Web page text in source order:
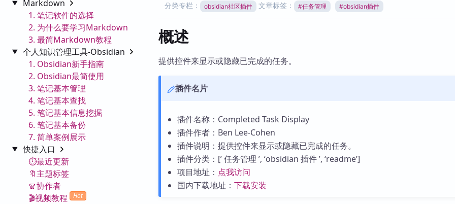
Zotero 插件
Markdown
1. 笔记软件的选择
2. 为什么要学习Markdown
3. 最简Markdown教程
个人知识管理工具-Obsidian
1. Obsidian新手指南
2. Obsidian最简使用
3. 笔记基本管理
4. 笔记基本查找
5. 笔记基本信息挖掘
6. 笔记基本备份
7. 简单案例展示
快捷入口
⏱️最近更新
🔖主题标签
🧣协作者
🎬视频教程
Hot
分类专栏： obsidian社区插件 文章标签： #任务管理 #obsidian插件
概述
提供控件来显示或隐藏已完成的任务。
插件名片
插件名称：Completed Task Display
插件作者：Ben Lee-Cohen
插件说明：提供控件来显示或隐藏已完成的任务。
插件分类：[’ 任务管理 ’, ‘obsidian 插件 ’, ‘readme’]
项目地址： 点我访问
国内下载地址： 下载安装